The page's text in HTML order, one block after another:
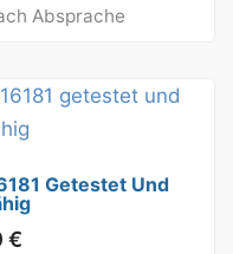
Absprache
Getestet Und
€